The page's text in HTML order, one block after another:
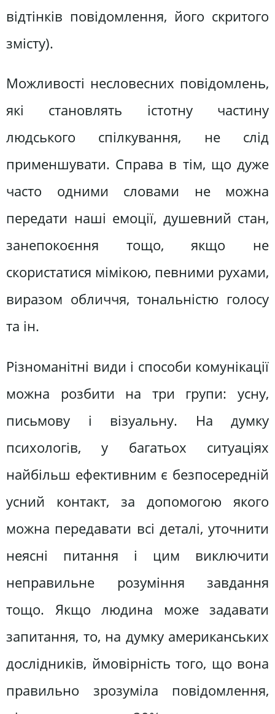
відтінків повідомлення, його скритого
змісту).
Можливості несловесних повідомлень,
які становлять істотну частину
людського спілкування, не слід
применшувати. Справа в тім, що дуже
часто одними словами не можна
передати наші емоції, душевний стан,
занепокоєння тощо, якщо не
скористатися мімікою, певними рухами,
виразом обличчя, тональністю голосу
та ін.
Різноманітні види і способи комунікації
можна розбити на три групи: усну,
письмову і візуальну. На думку
психологів, у багатьох ситуаціях
найбільш ефективним є безпосередній
усний контакт, за допомогою якого
можна передавати всі деталі, уточнити
неясні питання і цим виключити
неправильне розуміння завдання
тощо. Якщо людина може задавати
запитання, то, на думку американських
дослідників, ймовірність того, що вона
правильно зрозуміла повідомлення,